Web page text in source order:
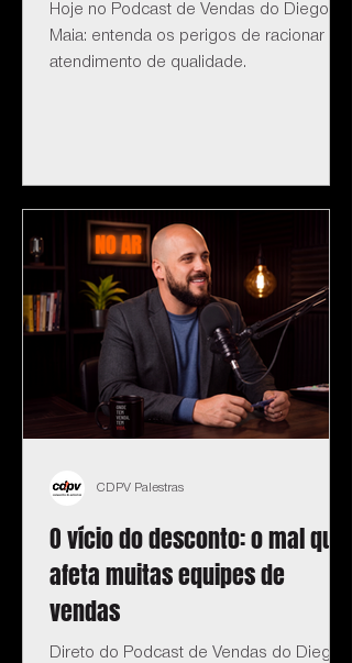
Hoje no Podcast de Vendas do Diego
Maia: entenda os perigos de racionar o
atendimento de qualidade.
O vício do desconto: o mal que
afeta muitas equipes de
vendas
Direto do Podcast de Vendas do Diego
CDPV Palestras